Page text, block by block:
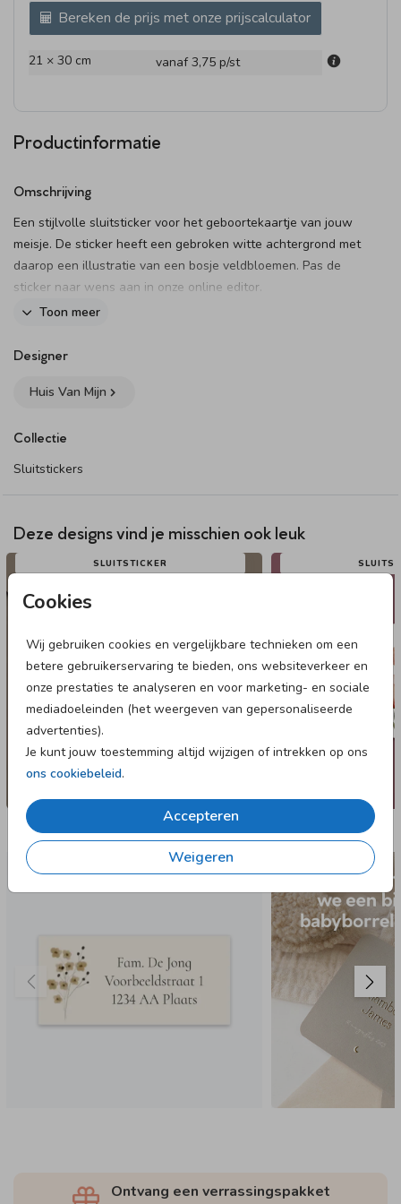
Cookies
Wij gebruiken cookies en vergelijkbare technieken om een
betere gebruikerservaring te bieden, ons websiteverkeer en
onze prestaties te analyseren en voor marketing- en sociale
mediadoeleinden (het weergeven van gepersonaliseerde
advertenties).
Je kunt jouw toestemming altijd wijzigen of intrekken op ons
ons cookiebeleid.
Accepteren
Weigeren
Bereken de prijs met onze prijscalculator
21 × 30 cm vanaf 3,75 p/st
Productinformatie
Omschrijving
Een stijlvolle sluitsticker voor het geboortekaartje van jouw
meisje. De sticker heeft een gebroken witte achtergrond met
daarop een illustratie van een bosje veldbloemen. Pas de
sticker naar wens aan in onze online editor.
geleverd op vellen van 25 stuks.
Toon meer
Designer
Huis Van Mijn
Collectie
Sluitstickers
Deze designs vind je misschien ook leuk
SLUITSTICKER
Nog meer in deze stijl
Ontvang een verrassingspakket